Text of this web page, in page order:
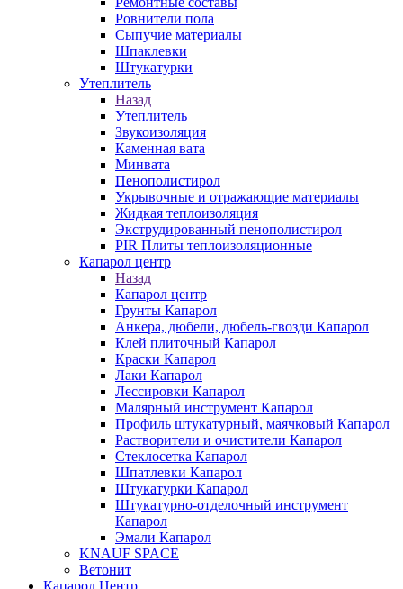
Ровнители пола
Сыпучие материалы
Шпаклевки
Штукатурки
Утеплитель
Назад
Утеплитель
Звукоизоляция
Каменная вата
Минвата
Пенополистирол
Укрывочные и отражающие материалы
Жидкая теплоизоляция
Экструдированный пенополистирол
PIR Плиты теплоизоляционные
Капарол центр
Назад
Капарол центр
Грунты Капарол
Анкера, дюбели, дюбель-гвозди Капарол
Клей плиточный Капарол
Краски Капарол
Лаки Капарол
Лессировки Капарол
Малярный инструмент Капарол
Профиль штукатурный, маячковый Капарол
Растворители и очистители Капарол
Cтеклосетка Капарол
Шпатлевки Капарол
Штукатурки Капарол
Штукатурно-отделочный инструмент
Капарол
Эмали Капарол
KNAUF SPACE
Ветонит
Капарол Центр